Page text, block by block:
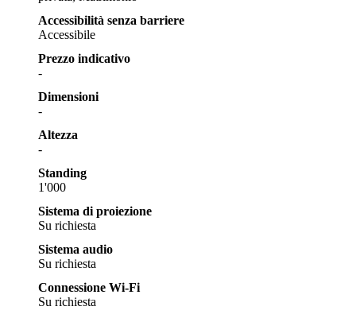
Accessibilità senza barriere
Accessibile
Prezzo indicativo
-
Dimensioni
-
Altezza
-
Standing
1'000
Sistema di proiezione
Su richiesta
Sistema audio
Su richiesta
Connessione Wi-Fi
Su richiesta